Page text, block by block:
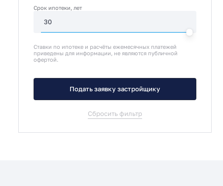
Срок ипотеки, лет
Ставки по ипотеке и расчёты ежемесячных платежей
приведены для информации, не являются публичной
офертой.
Подать заявку застройщику
Сбросить фильтр